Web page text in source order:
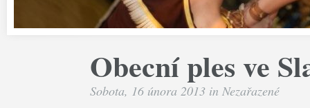
Obecní ples ve
Sobota, 16 února 2013 in Nezařazené